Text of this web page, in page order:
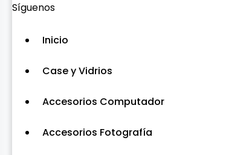
Síguenos
Inicio
Case y Vidrios
Accesorios Computador
Accesorios Fotografía